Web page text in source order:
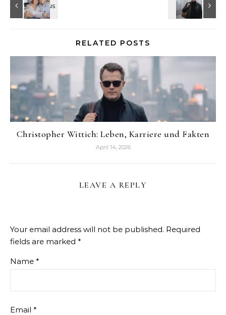
RELATED POSTS
Christopher Wittich: Leben, Karriere und Fakten
April 14, 2026
LEAVE A REPLY
Your email address will not be published. Required
fields are marked *
Name *
Email *